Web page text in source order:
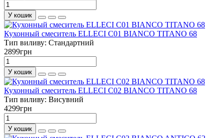
У кошик
Кухонный смеситель ELLECI C01 BIANCO TITANO 68
Тип виливу: Стандартний
2899грн
У кошик
Кухонный смеситель ELLECI C02 BIANCO TITANO 68
Тип виливу: Висувний
4299грн
У кошик